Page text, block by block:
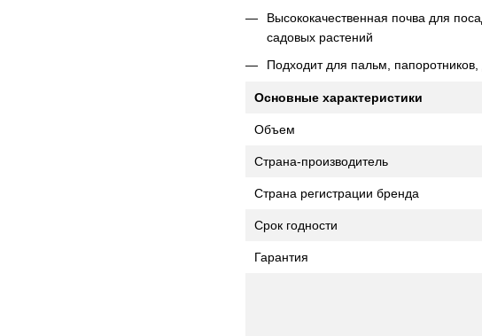
Высококачественная почва для
садовых растений
Подходит для пальм, папоротников,
Основные характеристики
Объем
Страна-производитель
Страна регистрации бренда
Срок годности
Гарантия